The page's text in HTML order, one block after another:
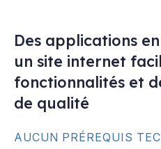
Des applications
un site internet
fonctionnalités et
de qualité
AUCUN PRÉREQUIS